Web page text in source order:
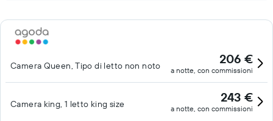
Camera Queen, Tipo di letto non noto 206 €
a notte, con commissioni
Camera king, 1 letto king size 243 €
a notte, con commissioni